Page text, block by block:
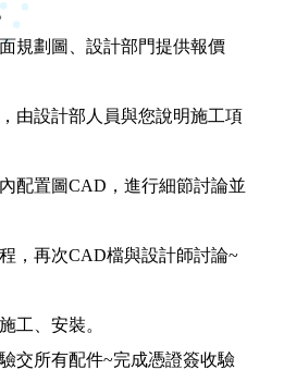
規劃圖、設計部門提供報價
由設計部人員與您說明施工項
配置圖CAD，進行細節討論並
，再次CAD檔與設計師討論~
工、安裝。
交所有配件~完成憑證簽收驗